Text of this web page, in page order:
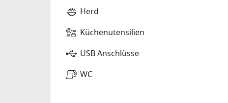
Herd
Küchenutensilien
USB Anschlüsse
WC